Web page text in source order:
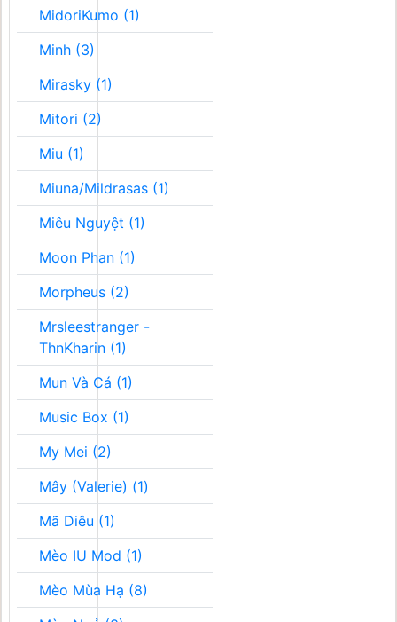
MidoriKumo (1)
Minh (3)
Mirasky (1)
Mitori (2)
Miu (1)
Miuna/Mildrasas (1)
Miêu Nguyệt (1)
Moon Phan (1)
Morpheus (2)
Mrsleestranger -
ThnKharin (1)
Mun Và Cá (1)
Music Box (1)
My Mei (2)
Mây (Valerie) (1)
Mã Diêu (1)
Mèo IU Mod (1)
Mèo Mùa Hạ (8)